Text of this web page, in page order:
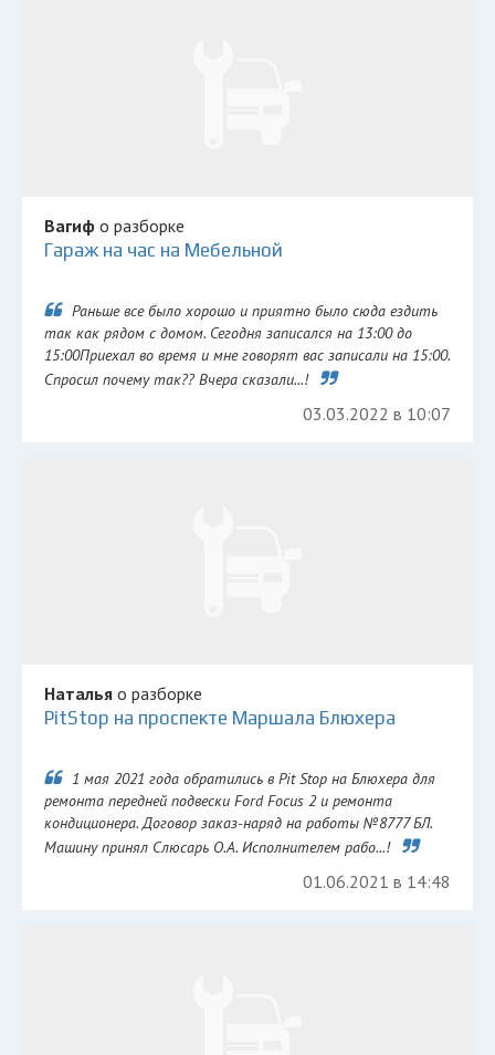
Вагиф о разборке
Гараж на час на Мебельной
Раньше все было хорошо и приятно было сюда ездить
так как рядом с домом. Сегодня записался на 13:00 до
15:00Приехал во время и мне говорят вас записали на 15:00.
Спросил почему так?? Вчера сказали...!
03.03.2022 в 10:07
Наталья о разборке
PitStop на проспекте Маршала Блюхера
1 мая 2021 года обратились в Pit Stop на Блюхера для
ремонта передней подвески Ford Focus 2 и ремонта
кондиционера. Договор заказ-наряд на работы №8777 БЛ.
Машину принял Слюсарь О.А. Исполнителем рабо...!
01.06.2021 в 14:48